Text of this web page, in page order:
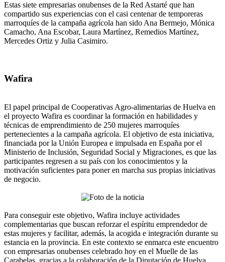
Estas siete empresarias onubenses de la Red Astarté que han
compartido sus experiencias con el casi centenar de temporeras
marroquíes de la campaña agrícola han sido Ana Bermejo, Mónica
Camacho, Ana Escobar, Laura Martínez, Remedios Martínez,
Mercedes Ortiz y Julia Casimiro.
Wafira
El papel principal de Cooperativas Agro-alimentarias de Huelva en
el proyecto Wafira es coordinar la formación en habilidades y
técnicas de emprendimiento de 250 mujeres marroquíes
pertenecientes a la campaña agrícola. El objetivo de esta iniciativa,
financiada por la Unión Europea e impulsada en España por el
Ministerio de Inclusión, Seguridad Social y Migraciones, es que las
participantes regresen a su país con los conocimientos y la
motivación suficientes para poner en marcha sus propias iniciativas
de negocio.
Para conseguir este objetivo, Wafira incluye actividades
complementarias que buscan reforzar el espíritu emprendedor de
estas mujeres y facilitar, además, la acogida e integración durante su
estancia en la provincia. En este contexto se enmarca este encuentro
con empresarias onubenses celebrado hoy en el Muelle de las
Carabelas, gracias a la colaboración de la Diputación de Huelva.